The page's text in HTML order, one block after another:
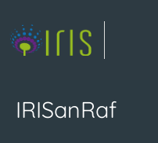
IRISanRaf